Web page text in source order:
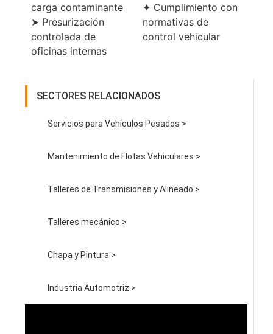
SECTORES RELACIONADOS
Servicios para Vehículos Pesados >
Mantenimiento de Flotas Vehiculares >
Talleres de Transmisiones y Alineado >
Talleres mecánico >
Chapa y Pintura >
Industria Automotriz >
carga contaminante
➤ Presurización
controlada de
oficinas internas
✦ Cumplimiento con
normativas de
control vehicular